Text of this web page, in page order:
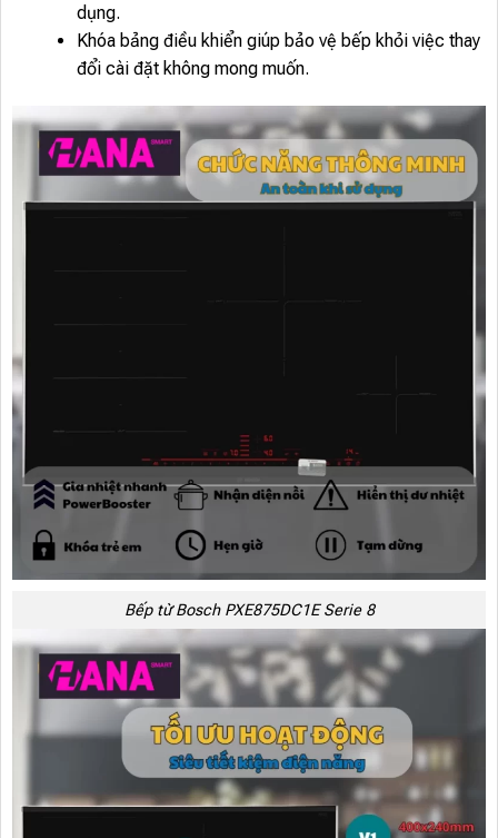
dụng.
Khóa bảng điều khiển giúp bảo vệ bếp khỏi việc thay
đổi cài đặt không mong muốn.
Bếp từ Bosch PXE875DC1E Serie 8